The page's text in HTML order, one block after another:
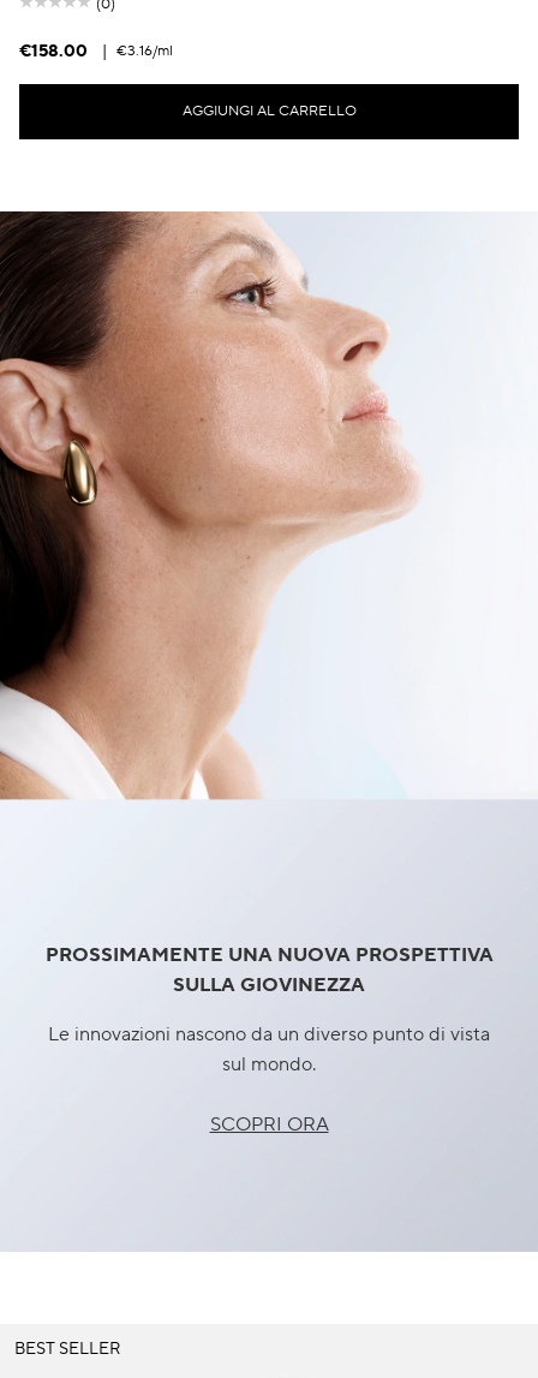
(0)
€158.00 | €3.16/ml
AGGIUNGI AL CARRELLO
PROSSIMAMENTE UNA NUOVA PROSPETTIVA
SULLA GIOVINEZZA
Le innovazioni nascono da un diverso punto di vista
sul mondo.
SCOPRI ORA
BEST SELLER